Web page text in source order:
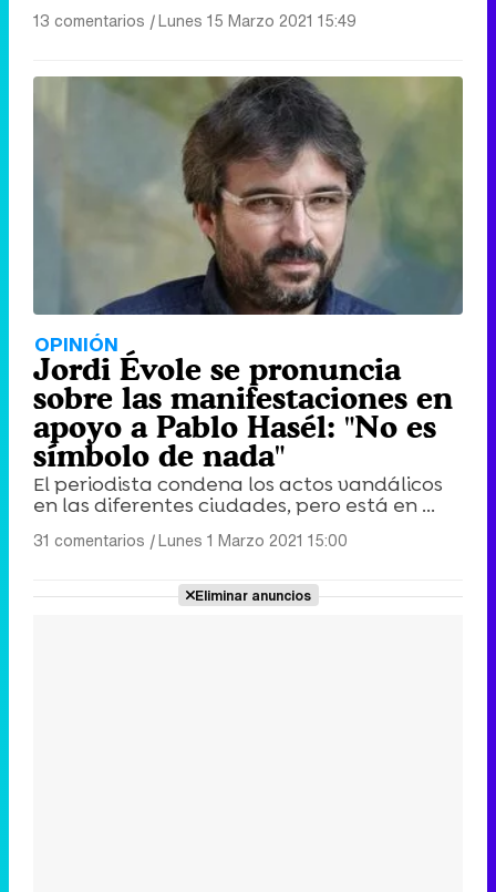
13 comentarios |Lunes 15 Marzo 2021 15:49
OPINIÓN
Jordi Évole se pronuncia
sobre las manifestaciones en
apoyo a Pablo Hasél: "No es
símbolo de nada"
El periodista condena los actos vandálicos
en las diferentes ciudades, pero está en ...
31 comentarios |Lunes 1 Marzo 2021 15:00
Eliminar anuncios